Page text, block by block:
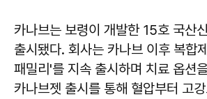
카나브는 보령이 개발한 15호 국산
출시됐다. 회사는 카나브 이후 복합
패밀리'를 지속 출시하며 치료 옵션
카나브젯 출시를 통해 혈압부터 고